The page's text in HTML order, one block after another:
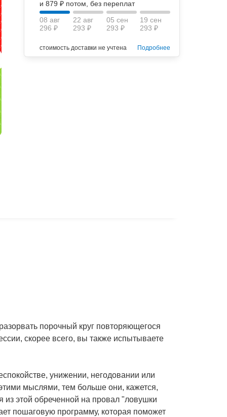
и 879 ₽ потом, без переплат
08 авг
296 ₽
22 авг
293 ₽
05 сен
293 ₽
19 сен
293 ₽
стоимость доставки не учтена Подробнее
порочный круг повторяющегося
скорее всего, вы также испытываете
унижении, негодовании или
мыслями, тем больше они, кажется,
из этой обреченной на провал "ловушки
пошаговую программу, которая поможет